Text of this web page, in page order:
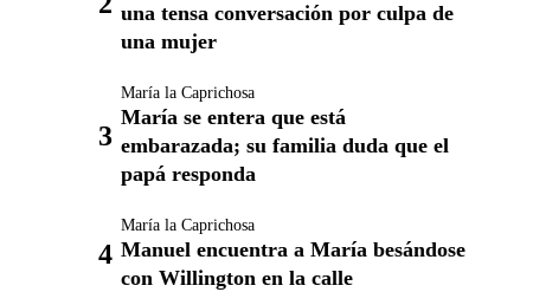
una tensa conversación por culpa de
una mujer
María la Caprichosa
María se entera que está
embarazada; su familia duda que el
papá responda
María la Caprichosa
Manuel encuentra a María besándose
con Willington en la calle